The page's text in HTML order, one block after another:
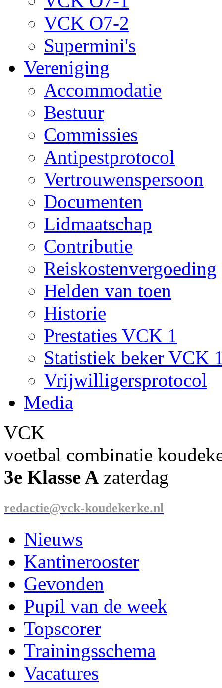
VCK O7-2
Supermini's
Vereniging
Accommodatie
Bestuur
Commissies
Antipestprotocol
Vertrouwenspersoon
Documenten
Lidmaatschap
Contributie
Reiskostenvergoeding
Helden van toen
Historie
Prestaties VCK 1
Statistiek beker VCK
Vrijwilligersprotocol
Media
VCK
voetbal combinatie
3e Klasse A zaterdag
redactie@vck-koudekerke.nl
Nieuws
Kantinerooster
Gevonden
Pupil van de week
Topscorer
Trainingsschema
Vacatures